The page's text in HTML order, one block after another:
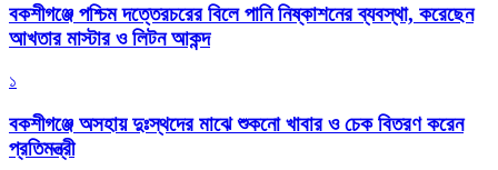
বকশীগঞ্জে পশ্চিম দত্তেরচরের বিলে পানি নিষ্কাশনের ব্যবস্থা, করেছেন
আখতার মাস্টার ও লিটন আকন্দ
১
বকশীগঞ্জে অসহায় দুঃস্থদের মাঝে শুকনো খাবার ও চেক বিতরণ করেন
প্রতিমন্ত্রী